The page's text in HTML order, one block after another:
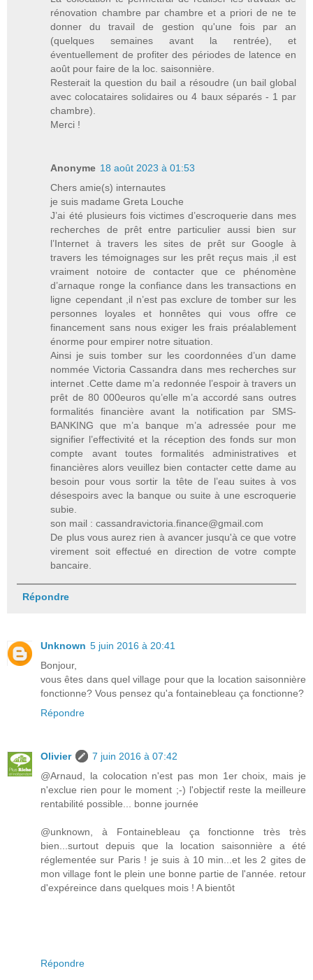
rénovation chambre par chambre et a priori de ne te
donner du travail de gestion qu'une fois par an
(quelques semaines avant la rentrée), et
éventuellement de profiter des périodes de latence en
août pour faire de la loc. saisonnière.
Resterait la question du bail a résoudre (un bail global
avec colocataires solidaires ou 4 baux séparés - 1 par
chambre).
Merci !
Anonyme 18 août 2023 à 01:53
Chers amie(s) internautes
je suis madame Greta Louche
J’ai été plusieurs fois victimes d’escroquerie dans mes
recherches de prêt entre particulier aussi bien sur
l’Internet à travers les sites de prêt sur Google à
travers les témoignages sur les prêt reçus mais ,il est
vraiment notoire de contacter que ce phénomène
d’arnaque ronge la confiance dans les transactions en
ligne cependant ,il n’est pas exclure de tomber sur les
personnes loyales et honnêtes qui vous offre ce
financement sans nous exiger les frais préalablement
énorme pour empirer notre situation.
Ainsi je suis tomber sur les coordonnées d’un dame
nommée Victoria Cassandra dans mes recherches sur
internet .Cette dame m’a redonnée l’espoir à travers un
prêt de 80 000euros qu’elle m’a accordé sans outres
formalités financière avant la notification par SMS-
BANKING que m’a banque m’a adressée pour me
signifier l’effectivité et la réception des fonds sur mon
compte avant toutes formalités administratives et
financières alors veuillez bien contacter cette dame au
besoin pour vous sortir la tête de l’eau suites à vos
désespoirs avec la banque ou suite à une escroquerie
subie.
son mail : cassandravictoria.finance@gmail.com
De plus vous aurez rien à avancer jusqu'à ce que votre
virement soit effectué en direction de votre compte
bancaire.
Répondre
Unknown 5 juin 2016 à 20:41
Bonjour,
vous êtes dans quel village pour que la location saisonnière
fonctionne? Vous pensez qu'a fontainebleau ça fonctionne?
Répondre
Olivier
7 juin 2016 à 07:42
@Arnaud, la colocation n'est pas mon 1er choix, mais je
n'exclue rien pour le moment ;-) l'objectif reste la meilleure
rentabilité possible... bonne journée
@unknown, à Fontainebleau ça fonctionne très très
bien...surtout depuis que la location saisonnière a été
réglementée sur Paris ! je suis à 10 min...et les 2 gites de
mon village font le plein une bonne partie de l'année. retour
d'expéreince dans quelques mois ! A bientôt
Répondre